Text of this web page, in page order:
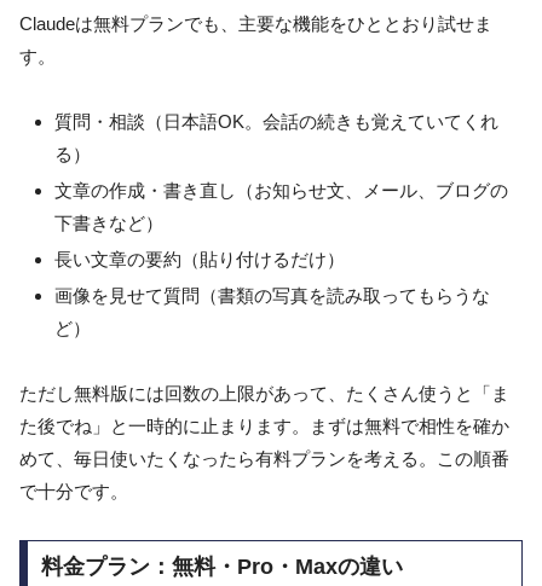
Claudeは無料プランでも、主要な機能をひととおり試せま
す。
質問・相談（日本語OK。会話の続きも覚えていてくれ
る）
文章の作成・書き直し（お知らせ文、メール、ブログの
下書きなど）
長い文章の要約（貼り付けるだけ）
画像を見せて質問（書類の写真を読み取ってもらうな
ど）
ただし無料版には回数の上限があって、たくさん使うと「ま
た後でね」と一時的に止まります。まずは無料で相性を確か
めて、毎日使いたくなったら有料プランを考える。この順番
で十分です。
料金プラン：無料・Pro・Maxの違い